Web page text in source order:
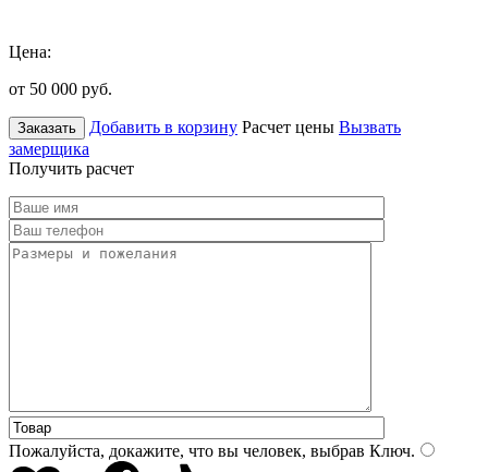
Цена:
от 50 000 руб.
Заказать Добавить в корзину Расчет цены Вызвать
замерщика
Получить расчет
Пожалуйста, докажите, что вы человек, выбрав Ключ.